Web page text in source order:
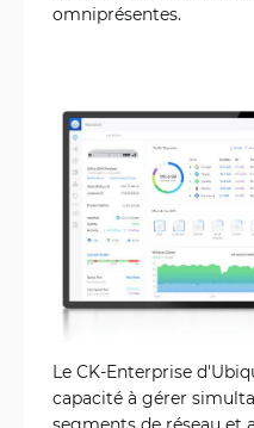
omniprésentes.
Le CK-Enterprise
capacité à gérer